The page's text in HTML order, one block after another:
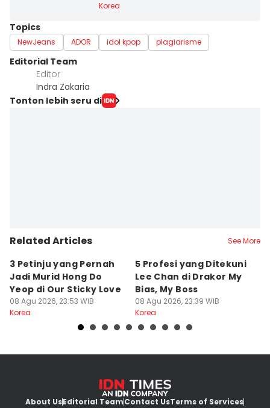
Korea
Topics
NewJeans ADOR idol kpop plagiarisme
Editorial Team
Editor
Indra Zakaria
Tonton lebih seru di
Related Articles See More
3 Petinju yang Pernah
Jadi Murid Hong Do
Yeop di Our Sticky Love
08 Agu 2026, 23:53 WIB
Korea
5 Profesi yang Ditekuni
Lee Chan di Drakor My
Bias, My Boss
08 Agu 2026, 23:39 WIB
Korea
About UsEditorial TeamContact UsTerms of Services